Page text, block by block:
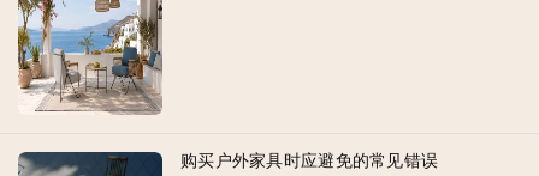
购买户外家具时应避免的常见错误